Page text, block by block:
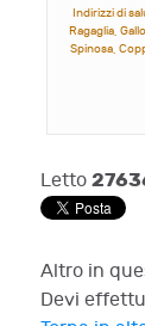
Indirizzi di
Ragaglia,
Spinosa,
Letto
Altro in
Devi